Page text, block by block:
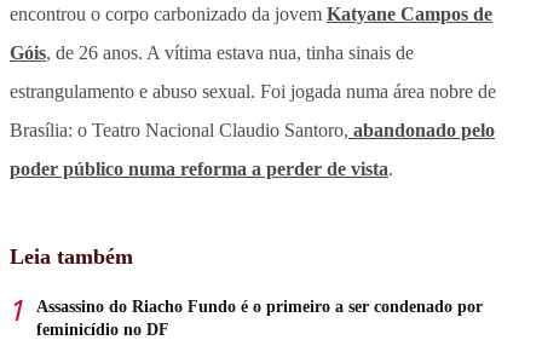
encontrou o corpo carbonizado da jovem Katyane Campos de
Góis, de 26 anos. A vítima estava nua, tinha sinais de
estrangulamento e abuso sexual. Foi jogada numa área nobre de
Brasília: o Teatro Nacional Claudio Santoro, abandonado pelo
poder público numa reforma a perder de vista.
Leia também
Assassino do Riacho Fundo é o primeiro a ser condenado por
feminicídio no DF